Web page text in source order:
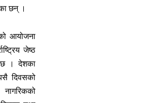
छन् ।
आयोजना
जेष्ठ
छ । देशका
दिवसको